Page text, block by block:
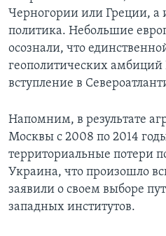
Черногории или Греции,
политика. Небольшие
осознали, что
геополитических амбиций
вступление в
Напомним, в результате
Москвы с 2008 по 2014
территориальные потери
Украина, что произошло
заявили о своем выборе
западных институтов.